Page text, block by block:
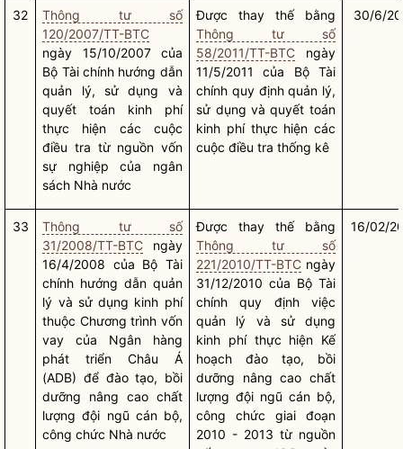
32
Thông tư số
120/2007/TT-BTC
ngày 15/10/2007 của
Bộ Tài chính hướng dẫn
quản lý, sử dụng và
quyết toán kinh phí
thực hiện các cuộc
điều tra từ nguồn vốn
sự nghiệp của ngân
sách Nhà nước
Được thay thế bằng
Thông tư số
58/2011/TT-BTC ngày
11/5/2011 của Bộ Tài
chính quy định quản lý,
sử dụng và quyết toán
kinh phí thực hiện các
cuộc điều tra thống kê
30/6/
33
Thông tư số
31/2008/TT-BTC ngày
16/4/2008 của Bộ Tài
chính hướng dẫn quản
lý và sử dụng kinh phí
thuộc Chương trình vốn
vay của Ngân hàng
phát triển Châu Á
(ADB) để đào tạo, bồi
dưỡng nâng cao chất
lượng đội ngũ cán bộ,
công chức Nhà nước
Được thay thế bằng
Thông tư số
221/2010/TT-BTC ngày
31/12/2010 của Bộ Tài
chính quy định việc
quản lý và sử dụng
kinh phí thực hiện Kế
hoạch đào tạo, bồi
dưỡng nâng cao chất
lượng đội ngũ cán bộ,
công chức giai đoạn
2010 - 2013 từ nguồn
16/02/